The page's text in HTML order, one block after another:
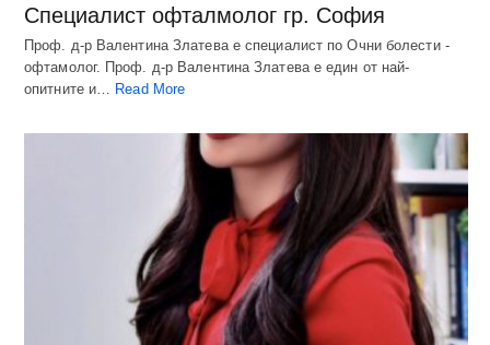
Специалист офталмолог гр. София
Проф. д-р Валентина Златева е специалист по Очни болести -
офтамолог. Проф. д-р Валентина Златева е един от най-
опитните и… Read More